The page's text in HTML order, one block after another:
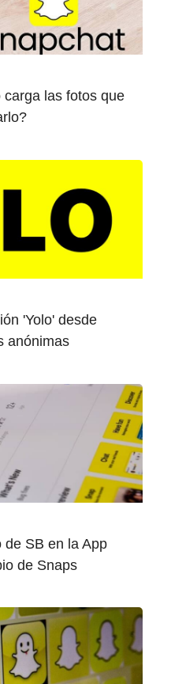
las fotos que
'Yolo' desde
anónimas
de SB en la App
de Snaps